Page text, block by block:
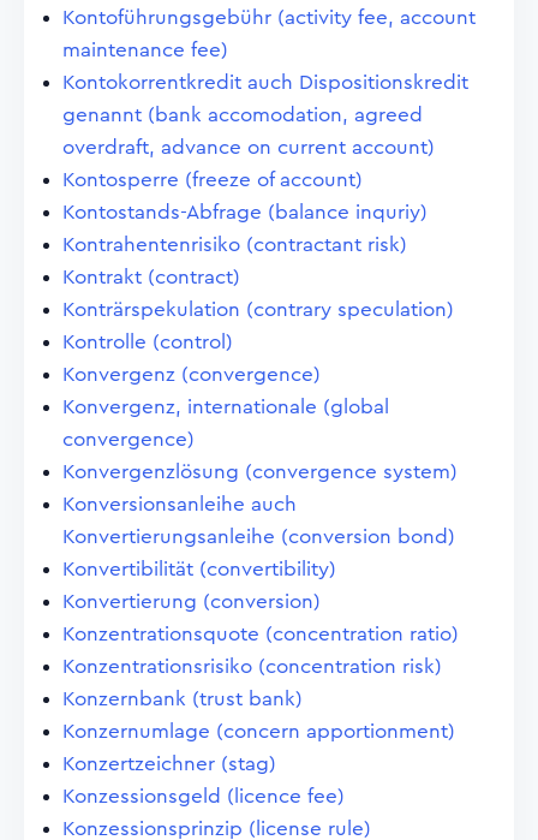
Kontoführungsgebühr (activity fee, account
maintenance fee)
Kontokorrentkredit auch Dispositionskredit
genannt (bank accomodation, agreed
overdraft, advance on current account)
Kontosperre (freeze of account)
Kontostands-Abfrage (balance inquriy)
Kontrahentenrisiko (contractant risk)
Kontrakt (contract)
Konträrspekulation (contrary speculation)
Kontrolle (control)
Konvergenz (convergence)
Konvergenz, internationale (global
convergence)
Konvergenzlösung (convergence system)
Konversionsanleihe auch
Konvertierungsanleihe (conversion bond)
Konvertibilität (convertibility)
Konvertierung (conversion)
Konzentrationsquote (concentration ratio)
Konzentrationsrisiko (concentration risk)
Konzernbank (trust bank)
Konzernumlage (concern apportionment)
Konzertzeichner (stag)
Konzessionsgeld (licence fee)
Konzessionsprinzip (license rule)